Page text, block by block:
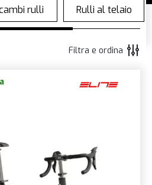
Filtra e ordina